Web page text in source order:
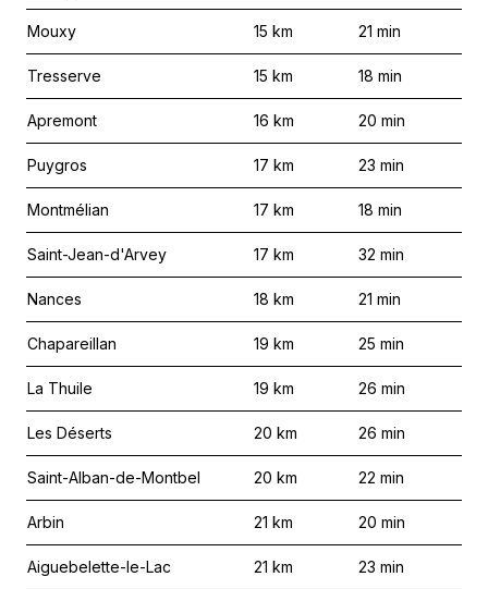
Mouxy 15 km 21 min
Tresserve 15 km 18 min
Apremont 16 km 20 min
Puygros 17 km 23 min
Montmélian 17 km 18 min
Saint-Jean-d'Arvey 17 km 32 min
Nances 18 km 21 min
Chapareillan 19 km 25 min
La Thuile 19 km 26 min
Les Déserts 20 km 26 min
Saint-Alban-de-Montbel 20 km 22 min
Arbin 21 km 20 min
Aiguebelette-le-Lac 21 km 23 min